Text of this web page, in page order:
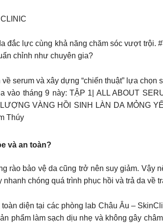
đắc lực cùng khả năng chăm sóc vượt trội.
chỉnh như chuyên gia?
serum và xây dựng “chiến thuật” lựa
vào tháng 9 này: TẬP 1| ALL ABOUT
VÀNG HỒI SINH LÀN DA MỎNG
Thúy
và an toàn?
rào bảo vệ da cũng trở nên suy giảm. Vậy
chóng quá trình phục hồi và trả da về
diện tại các phòng lab Châu Âu –
phẩm làm sạch dịu nhẹ và không gây